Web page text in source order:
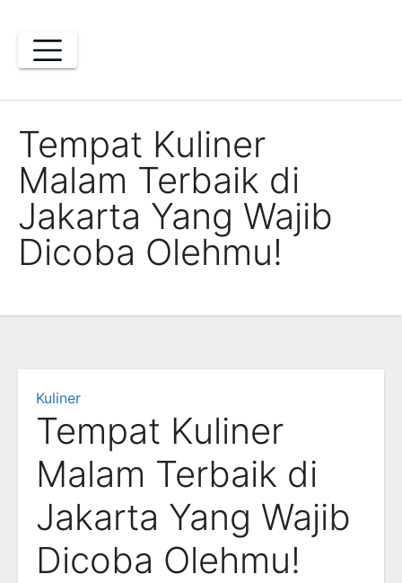
content
Tempat Kuliner
Malam Terbaik di
Jakarta Yang Wajib
Dicoba Olehmu!
Kuliner
Tempat Kuliner
Malam Terbaik di
Jakarta Yang Wajib
Dicoba Olehmu!